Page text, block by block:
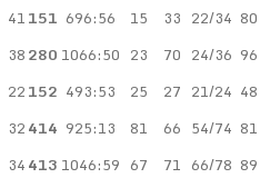
41151 696:56 15 33 22/34 80
38280 1066:50 23 70 24/36 96
22152 493:53 25 27 21/24 48
32414 925:13 81 66 54/74 81
34413 1046:59 67 71 66/78 89